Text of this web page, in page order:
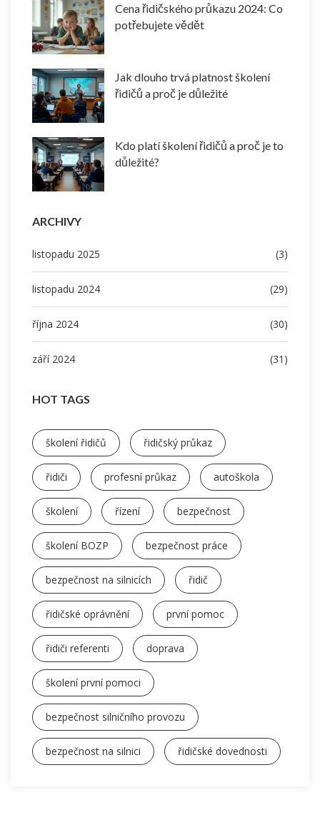
Cena řidičského průkazu 2024: Co
potřebujete vědět
Jak dlouho trvá platnost školení
řidičů a proč je důležité
Kdo platí školení řidičů a proč je to
důležité?
ARCHIVY
listopadu 2025 (3)
listopadu 2024 (29)
října 2024 (30)
září 2024 (31)
HOT TAGS
školení řidičů řidičský průkaz
řidiči profesní průkaz autoškola
školení řízení bezpečnost
školení BOZP bezpečnost práce
bezpečnost na silnicích řidič
řidičské oprávnění první pomoc
řidiči referenti doprava
školení první pomoci
bezpečnost silničního provozu
bezpečnost na silnici řidičské dovednosti